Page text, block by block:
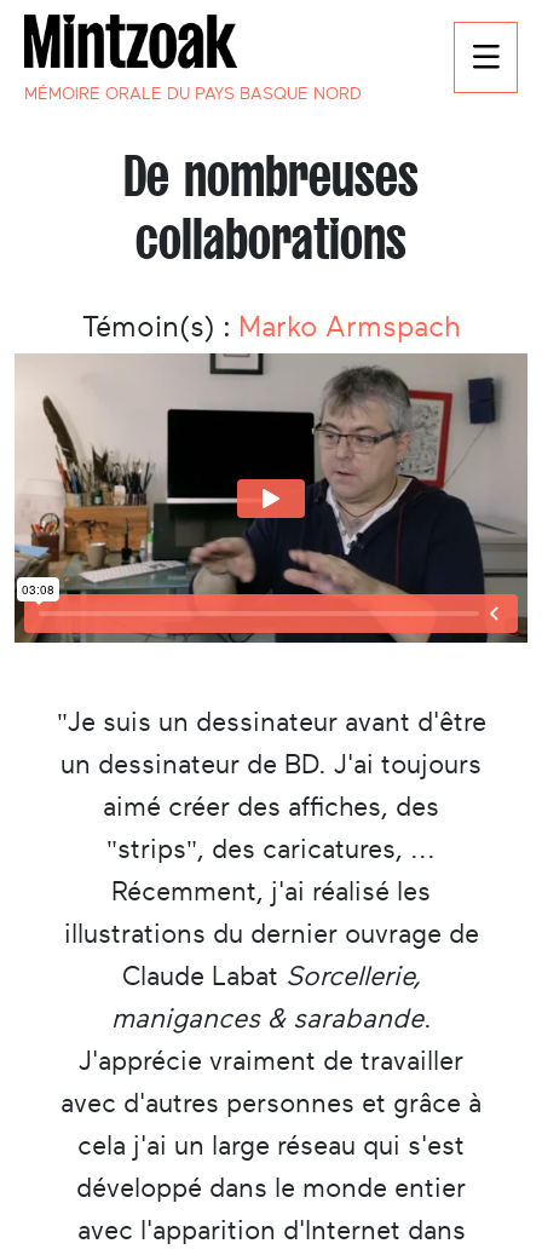
MÉMOIRE ORALE DU PAYS BASQUE NORD
De nombreuses
collaborations
Témoin(s) : Marko Armspach
"Je suis un dessinateur avant d'être
un dessinateur de BD. J'ai toujours
aimé créer des affiches, des
"strips", des caricatures, ...
Récemment, j'ai réalisé les
illustrations du dernier ouvrage de
Claude Labat Sorcellerie,
manigances & sarabande.
J'apprécie vraiment de travailler
avec d'autres personnes et grâce à
cela j'ai un large réseau qui s'est
développé dans le monde entier
avec l'apparition d'Internet dans